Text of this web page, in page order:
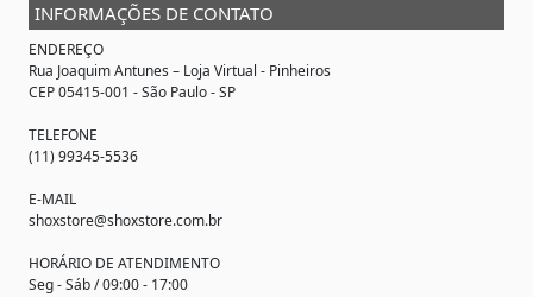
INFORMAÇÕES DE CONTATO
ENDEREÇO
Rua Joaquim Antunes – Loja Virtual - Pinheiros
CEP 05415-001 - São Paulo - SP
TELEFONE
(11) 99345-5536
E-MAIL
shoxstore@shoxstore.com.br
HORÁRIO DE ATENDIMENTO
Seg - Sáb / 09:00 - 17:00